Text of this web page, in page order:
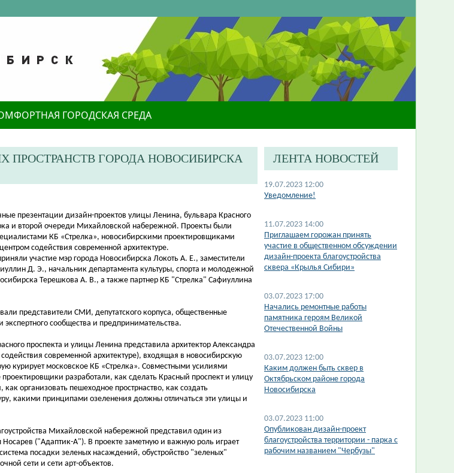
ГОРОДСКАЯ СРЕДА
ПРОСТРАНСТВ ГОРОДА НОВОСИБИРСКА
презентации дизайн-проектов улицы Ленина, бульвара Красного
и второй очереди Михайловской набережной. Проекты были
КБ «Стрелка», новосибирскими проектировщиками
содействия современной архитектуре.
участие мэр города Новосибирска Локоть А. Е., заместители
Д. Э., начальник департамента культуры, спорта и молодежной
Терешкова А. В., а также партнер КБ "Стрелка" Сафиуллина
представители СМИ, депутатского корпуса, общественные
экспертного сообщества и предпринимательства.
проспекта и улицы Ленина представила архитектор Александра
современной архитектуре), входящая в новосибирскую
курирует московское КБ «Стрелка». Совместными усилиями
разработали, как сделать Красный проспект и улицу
организовать пешеходное прострнаство, как создать
какими принципами озеленения должны отличаться эти улицы и
Михайловской набережной представил один из
Носарев ("Адаптик-А"). В проекте заметную и важную роль играет
посадки зеленых насаждений, обустройство "зеленых"
сети и сети арт-объектов.
ЛЕНТА НОВОСТЕЙ
19.07.2023 12:00
Уведомление!
11.07.2023 14:00
​Приглашаем горожан принять
участие в общественном обсуждении
дизайн-проекта благоустройства
сквера «Крылья Сибири»
03.07.2023 17:00
​Начались ремонтные работы
памятника героям Великой
Отечественной Войны
03.07.2023 12:00
​Каким должен быть сквер в
Октябрьском районе города
Новосибирска
03.07.2023 11:00
Опубликован дизайн-проект
благоустройства территории - парка с
рабочим названием "Чербузы"